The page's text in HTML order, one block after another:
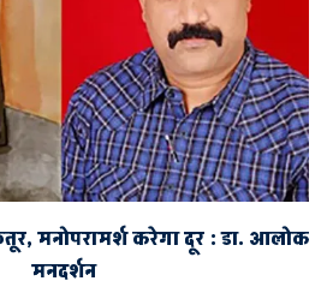
मनोपरामर्श करेगा दूर : डा. आलोक
मनदर्शन